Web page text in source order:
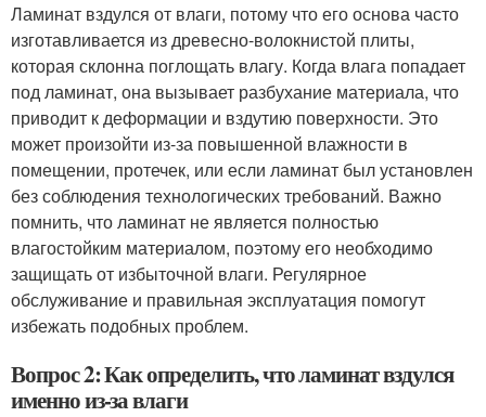
Ламинат вздулся от влаги, потому что его основа часто
изготавливается из древесно-волокнистой плиты,
которая склонна поглощать влагу. Когда влага попадает
под ламинат, она вызывает разбухание материала, что
приводит к деформации и вздутию поверхности. Это
может произойти из-за повышенной влажности в
помещении, протечек, или если ламинат был установлен
без соблюдения технологических требований. Важно
помнить, что ламинат не является полностью
влагостойким материалом, поэтому его необходимо
защищать от избыточной влаги. Регулярное
обслуживание и правильная эксплуатация помогут
избежать подобных проблем.
Вопрос 2: Как определить, что ламинат вздулся
именно из-за влаги